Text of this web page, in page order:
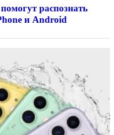
распознать
и Android